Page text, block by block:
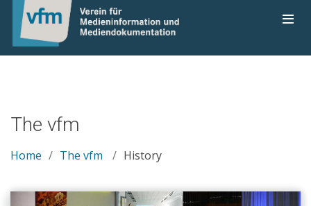
The vfm
Home The vfm History